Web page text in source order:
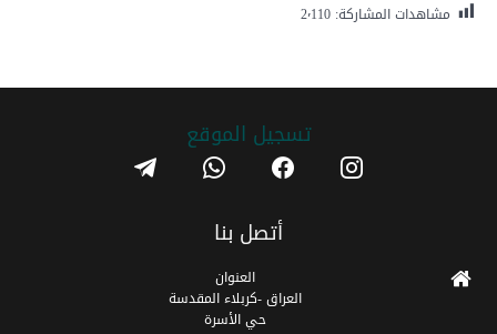
مشاهدات المشاركة: 2٬110
تسجیل الموقع instagram
facebook
whatsapp
telegram
أتصل بنا
العنوان
العراق -كربلاء المقدسة
حي الأسرة